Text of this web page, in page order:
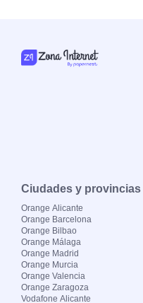
Ciudades y
Orange Alicante
Orange Barcelona
Orange Bilbao
Orange Málaga
Orange Madrid
Orange Murcia
Orange Valencia
Orange Zaragoza
Vodafone Alicante